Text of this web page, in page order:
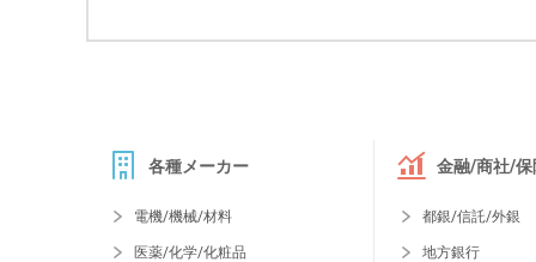
各種メーカー
電機/機械/材料
医薬/化学/化粧品
金融/商社/保
都銀/信託/外銀
地方銀行